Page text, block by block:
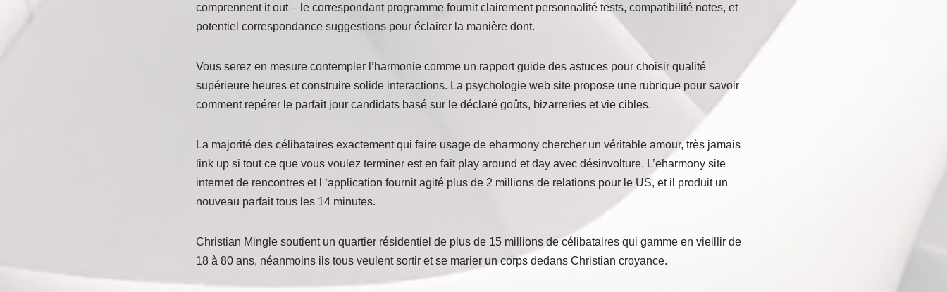
comprennent it out – le correspondant programme fournit clairement personnalité tests, compatibilité notes, et
potentiel correspondance suggestions pour éclairer la manière dont.
Vous serez en mesure contempler l’harmonie comme un rapport guide des astuces pour choisir qualité
supérieure heures et construire solide interactions. La psychologie web site propose une rubrique pour savoir
comment repérer le parfait jour candidats basé sur le déclaré goûts, bizarreries et vie cibles.
La majorité des célibataires exactement qui faire usage de eharmony chercher un véritable amour, très jamais
link up si tout ce que vous voulez terminer est en fait play around et day avec désinvolture. L’eharmony site
internet de rencontres et l ‘application fournit agité plus de 2 millions de relations pour le US, et il produit un
nouveau parfait tous les 14 minutes.
Christian Mingle soutient un quartier résidentiel de plus de 15 millions de célibataires qui gamme en vieillir de
18 à 80 ans, néanmoins ils tous veulent sortir et se marier un corps dedans Christian croyance.